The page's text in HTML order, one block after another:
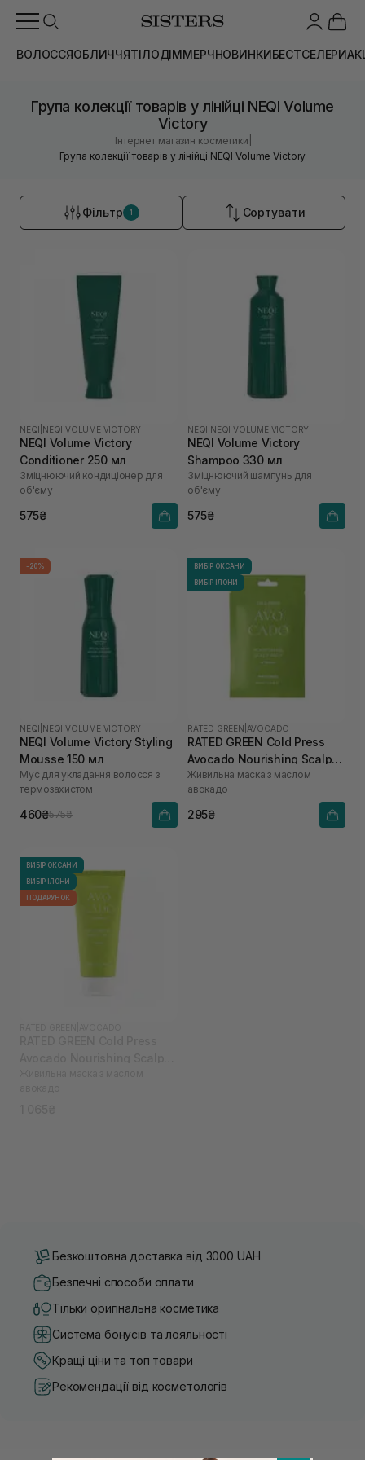
ВОЛОССЯОБЛИЧЧЯТІЛОДІММЕРЧНОВИНКИБЕСТСЕЛЕРИ
Група колекції товарів у лінійці NEQI Volume
Victory
Інтернет магазин косметики
Група колекції товарів у лінійці NEQI Volume Victory
Фільтр 1 Сортувати
NEQI NEQI VOLUME VICTORY
NEQI Volume Victory
Conditioner 250 мл
Зміцнюючий кондиціонер для
об'єму
575₴
NEQI NEQI VOLUME VICTORY
NEQI Volume Victory
Shampoo 330 мл
Зміцнюючий шампунь для
об'єму
575₴
-20%
NEQI NEQI VOLUME VICTORY
NEQI Volume Victory Styling
Mousse 150 мл
Мус для укладання волосся з
термозахистом
460₴575₴
ВИБІР ОКСАНИ
ВИБІР ІЛОНИ
RATED GREEN AVOCADO
RATED GREEN Cold Press
Avocado Nourishing Scalp
Pack 50 мл
Живильна маска з маслом
авокадо
295₴
ВИБІР ОКСАНИ
ВИБІР ІЛОНИ
ПОДАРУНОК
Безкоштовна доставка від 3000 UAH
Безпечні способи оплати
Тільки оригінальна косметика
Система бонусів та лояльності
Кращі ціни та топ товари
Рекомендації від косметологів